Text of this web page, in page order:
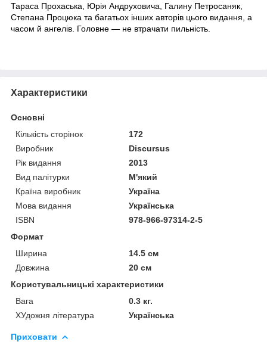
Тараса Прохаська, Юрія Андруховича, Галину Петросаняк,
Степана Процюка та багатьох інших авторів цього видання, а
часом й ангелів. Головне ― не втрачати пильність.
Характеристики
Основні
Кількість сторінок
172
Виробник
Discursus
Рік видання
2013
Вид палітурки
М'який
Країна виробник
Україна
Мова видання
Українська
ISBN
978-966-97314-2-5
Формат
Ширина
14.5 см
Довжина
20 см
Користувальницькі характеристики
Вага
0.3 кг.
ХУдожня література
Українська
Приховати